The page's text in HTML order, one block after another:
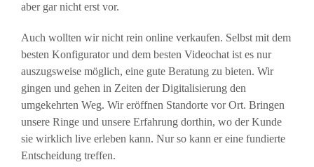
aber gar nicht erst vor.
Auch wollten wir nicht rein online verkaufen. Selbst mit dem
besten Konfigurator und dem besten Videochat ist es nur
auszugsweise möglich, eine gute Beratung zu bieten. Wir
gingen und gehen in Zeiten der Digitalisierung den
umgekehrten Weg. Wir eröffnen Standorte vor Ort. Bringen
unsere Ringe und unsere Erfahrung dorthin, wo der Kunde
sie wirklich live erleben kann. Nur so kann er eine fundierte
Entscheidung treffen.